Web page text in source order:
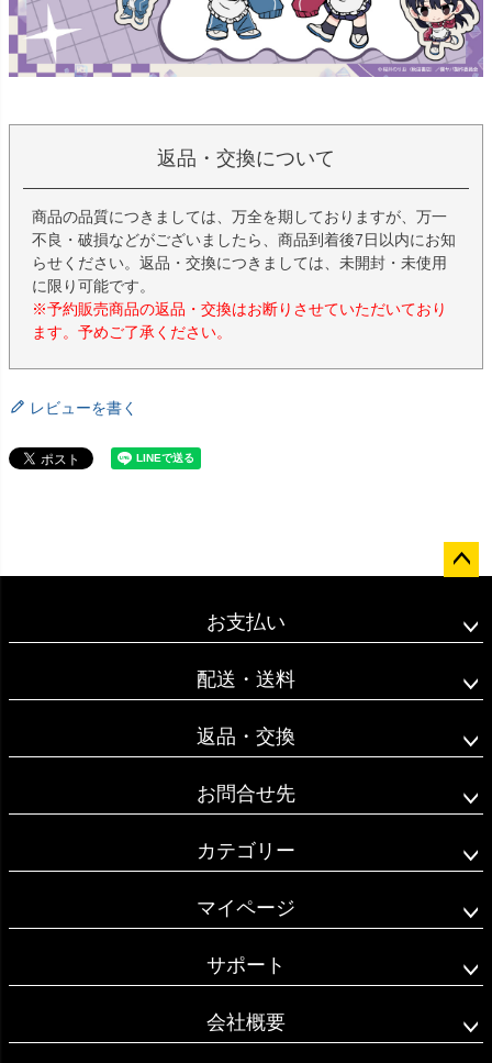
返品・交換について
商品の品質につきましては、万全を期しておりますが、万一
不良・破損などがございましたら、商品到着後7日以内にお知
らせください。返品・交換につきましては、未開封・未使用
に限り可能です。
※予約販売商品の返品・交換はお断りさせていただいており
ます。予めご了承ください。
レビューを書く
ップ
お支払い
配送・送料
返品・交換
お問合せ先
カテゴリー
マイページ
サポート
会社概要